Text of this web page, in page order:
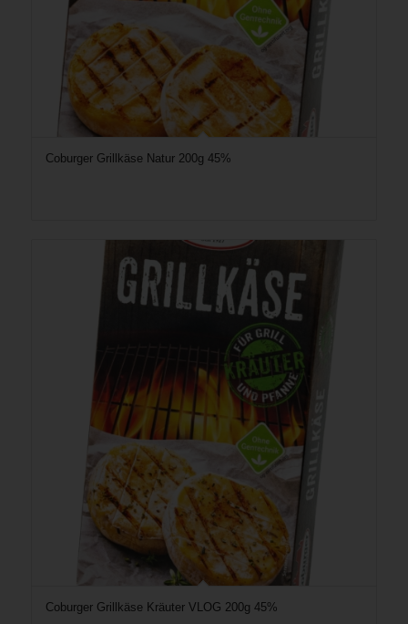
Coburger Grillkäse Natur 200g 45%
Coburger Grillkäse Kräuter VLOG 200g 45%